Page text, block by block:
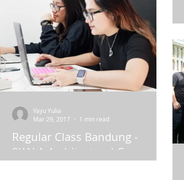
2017. Weekend Class kali ini SKALA
Course tidak hanya...
Regular Class Bandung -
SKALA Architectural Course
Yayu Yulia
Mar 29, 2017
1 min read